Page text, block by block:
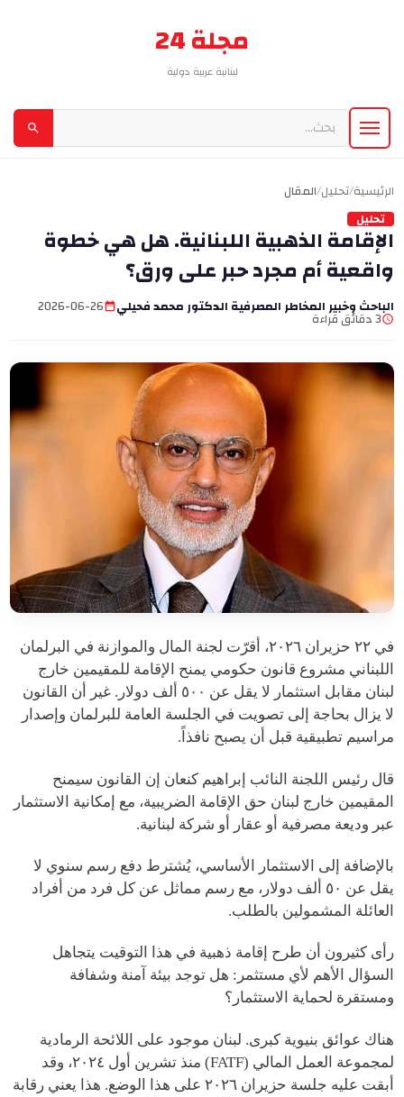
مجلة 24
لبنانية عربية دولية
الرئيسية/تحليل/المقال
تحليل
الإقامة الذهبية اللبنانية. هل هي خطوة
واقعية أم مجرد حبر على ورق؟
الباحث وخبير المخاطر المصرفية الدكتور محمد فحيلي 2026-06-26
3 دقائق قراءة
في ٢٢ حزيران ٢٠٢٦، أقرّت لجنة المال والموازنة في البرلمان
اللبناني مشروع قانون حكومي يمنح الإقامة للمقيمين خارج
لبنان مقابل استثمار لا يقل عن ٥٠٠ ألف دولار. غير أن القانون
لا يزال بحاجة إلى تصويت في الجلسة العامة للبرلمان وإصدار
مراسيم تطبيقية قبل أن يصبح نافذاً.
قال رئيس اللجنة النائب إبراهيم كنعان إن القانون سيمنح
المقيمين خارج لبنان حق الإقامة الضريبية، مع إمكانية الاستثمار
عبر وديعة مصرفية أو عقار أو شركة لبنانية.
بالإضافة إلى الاستثمار الأساسي، يُشترط دفع رسم سنوي لا
يقل عن ٥٠ ألف دولار، مع رسم مماثل عن كل فرد من أفراد
العائلة المشمولين بالطلب.
رأى كثيرون أن طرح إقامة ذهبية في هذا التوقيت يتجاهل
السؤال الأهم لأي مستثمر: هل توجد بيئة آمنة وشفافة
ومستقرة لحماية الاستثمار؟
هناك عوائق بنيوية كبرى. لبنان موجود على اللائحة الرمادية
لمجموعة العمل المالي (FATF) منذ تشرين أول ٢٠٢٤، وقد
أبقت عليه جلسة حزيران ٢٠٢٦ على هذا الوضع. هذا يعني رقابة